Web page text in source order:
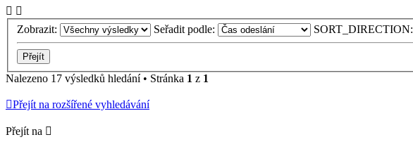
Zobrazit: Seřadit podle: SORT_DIRECTION:
Nalezeno 17 výsledků hledání • Stránka 1 z 1
Přejít na rozšířené vyhledávání
Přejít na